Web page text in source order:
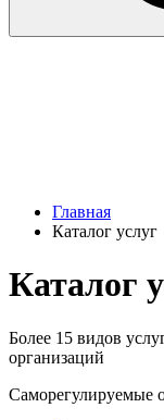
Главная
Каталог услуг
Каталог
Более 15 видов
организаций
Саморегулируемые